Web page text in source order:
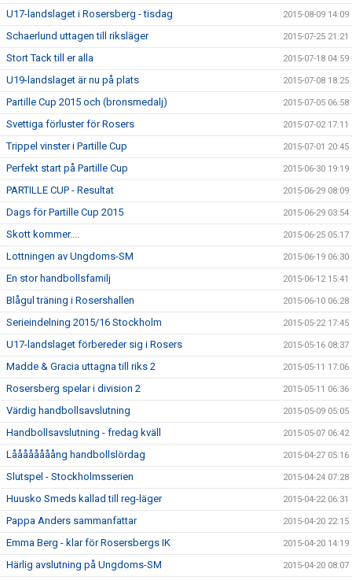
U17-landslaget i Rosersberg - tisdag 2015-08-09 14:09
Schaerlund uttagen till riksläger 2015-07-25 21:21
Stort Tack till er alla 2015-07-18 04:59
U19-landslaget är nu på plats 2015-07-08 18:25
Partille Cup 2015 och (bronsmedalj) 2015-07-05 06:58
Svettiga förluster för Rosers 2015-07-02 17:11
Trippel vinster i Partille Cup 2015-07-01 20:45
Perfekt start på Partille Cup 2015-06-30 19:19
PARTILLE CUP - Resultat 2015-06-29 08:09
Dags för Partille Cup 2015 2015-06-29 03:54
Skott kommer.... 2015-06-25 05:17
Lottningen av Ungdoms-SM 2015-06-19 06:30
En stor handbollsfamilj 2015-06-12 15:41
Blågul träning i Rosershallen 2015-06-10 06:28
Serieindelning 2015/16 Stockholm 2015-05-22 17:45
U17-landslaget förbereder sig i Rosers 2015-05-16 08:37
Madde & Gracia uttagna till riks 2 2015-05-11 17:06
Rosersberg spelar i division 2 2015-05-11 06:36
Värdig handbollsavslutning 2015-05-09 05:05
Handbollsavslutning - fredag kväll 2015-05-07 06:42
Låååååååång handbollslördag 2015-04-27 05:16
Slutspel - Stockholmsserien 2015-04-24 07:28
Huusko Smeds kallad till reg-läger 2015-04-22 06:31
Pappa Anders sammanfattar 2015-04-20 22:15
Emma Berg - klar för Rosersbergs IK 2015-04-20 14:19
Härlig avslutning på Ungdoms-SM 2015-04-20 08:07